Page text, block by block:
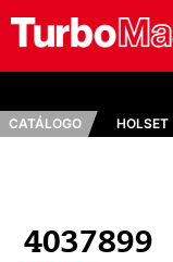
CATÁLOGO HOLSET
4037899